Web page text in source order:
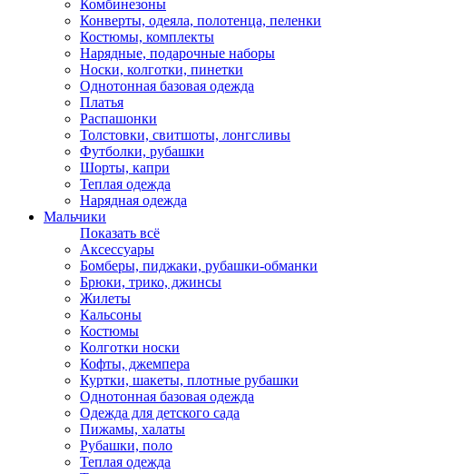
Комбинезоны
Конверты, одеяла, полотенца, пеленки
Костюмы, комплекты
Нарядные, подарочные наборы
Носки, колготки, пинетки
Однотонная базовая одежда
Платья
Распашонки
Толстовки, свитшоты, лонгсливы
Футболки, рубашки
Шорты, капри
Теплая одежда
Нарядная одежда
Мальчики
Показать всё
Аксессуары
Бомберы, пиджаки, рубашки-обманки
Брюки, трико, джинсы
Жилеты
Кальсоны
Костюмы
Колготки носки
Кофты, джемпера
Куртки, шакеты, плотные рубашки
Однотонная базовая одежда
Одежда для детского сада
Пижамы, халаты
Рубашки, поло
Теплая одежда